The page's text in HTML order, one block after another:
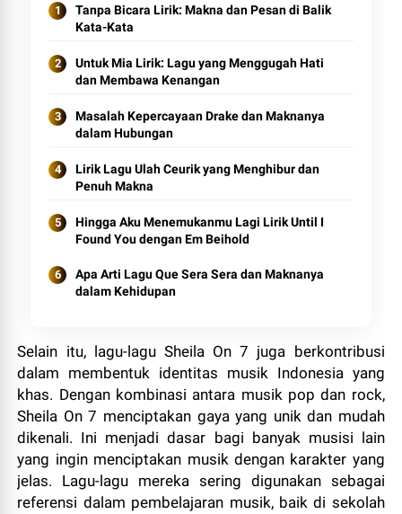
Tanpa Bicara Lirik: Makna dan Pesan di Balik
Kata-Kata
Untuk Mia Lirik: Lagu yang Menggugah Hati
dan Membawa Kenangan
Masalah Kepercayaan Drake dan Maknanya
dalam Hubungan
Lirik Lagu Ulah Ceurik yang Menghibur dan
Penuh Makna
Hingga Aku Menemukanmu Lagi Lirik Until I
Found You dengan Em Beihold
Apa Arti Lagu Que Sera Sera dan Maknanya
dalam Kehidupan
Selain itu, lagu-lagu Sheila On 7 juga berkontribusi
dalam membentuk identitas musik Indonesia yang
khas. Dengan kombinasi antara musik pop dan rock,
Sheila On 7 menciptakan gaya yang unik dan mudah
dikenali. Ini menjadi dasar bagi banyak musisi lain
yang ingin menciptakan musik dengan karakter yang
jelas. Lagu-lagu mereka sering digunakan sebagai
referensi dalam pembelajaran musik, baik di sekolah